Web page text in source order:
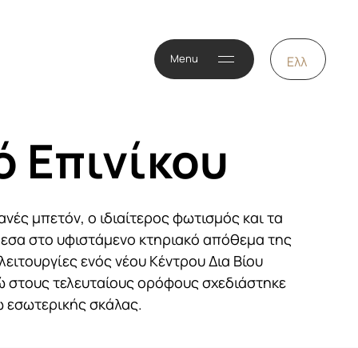
Menu Ελλ
μπετόν, ο ιδιαίτερος φωτισμός και τα
στο υφιστάμενο κτηριακό απόθεμα της
ενός νέου Κέντρου Δια Βίου
τελευταίους ορόφους σχεδιάστηκε
εσωτερικής σκάλας.